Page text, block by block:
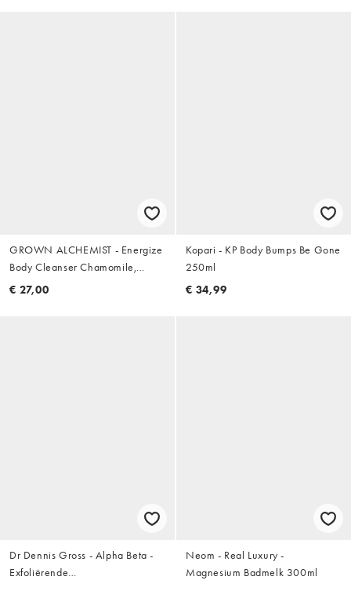
GROWN ALCHEMIST - Energize
Body Cleanser Chamomile,
Bergamot + Rose - Douchegel
€ 27,00
Kopari - KP Body Bumps Be Gone
250ml
€ 34,99
Dr Dennis Gross - Alpha Beta -
Exfoliërende
Neom - Real Luxury -
Magnesium Badmelk 300ml